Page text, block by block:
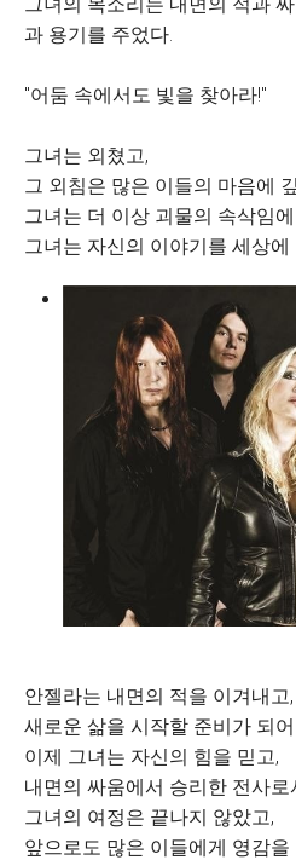
과 용기를 주었다.
"어둠 속에서도 빛을 찾아라!"
그녀는 외쳤고,
그 외침은 많은 이들의 마음에
그녀는 더 이상 괴물의 속삭임
그녀는 자신의 이야기를 세상
안젤라는 내면의 적을 이겨내고,
새로운 삶을 시작할 준비가 되
이제 그녀는 자신의 힘을 믿고,
내면의 싸움에서 승리한 전사
그녀의 여정은 끝나지 않았고,
앞으로도 많은 이들에게 영감을